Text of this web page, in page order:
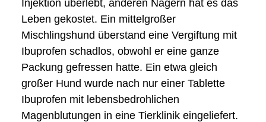
Injektion überlebt, anderen Nagern hat es das
Leben gekostet. Ein mittelgroßer
Mischlingshund überstand eine Vergiftung mit
Ibuprofen schadlos, obwohl er eine ganze
Packung gefressen hatte. Ein etwa gleich
großer Hund wurde nach nur einer Tablette
Ibuprofen mit lebensbedrohlichen
Magenblutungen in eine Tierklinik eingeliefert.